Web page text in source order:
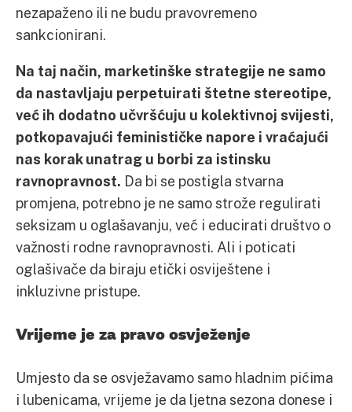
nezapaženo ili ne budu pravovremeno
sankcionirani.
Na taj način, marketinške strategije ne samo
da nastavljaju perpetuirati štetne stereotipe,
već ih dodatno učvršćuju u kolektivnoj svijesti,
potkopavajući feminističke napore i vraćajući
nas korak unatrag u borbi za istinsku
ravnopravnost. Da bi se postigla stvarna
promjena, potrebno je ne samo strože regulirati
seksizam u oglašavanju, već i educirati društvo o
važnosti rodne ravnopravnosti. Ali i poticati
oglašivače da biraju etički osviještene i
inkluzivne pristupe.
Vrijeme je za pravo osvježenje
Umjesto da se osvježavamo samo hladnim pićima
i lubenicama, vrijeme je da ljetna sezona donese i